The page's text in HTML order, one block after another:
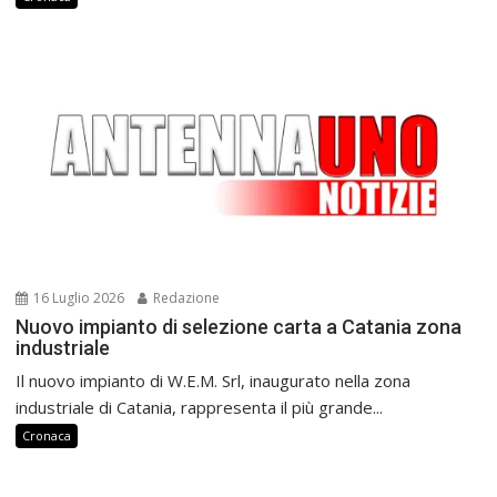
16 Luglio 2026 Redazione
Nuovo impianto di selezione carta a Catania zona
industriale
Il nuovo impianto di W.E.M. Srl, inaugurato nella zona
industriale di Catania, rappresenta il più grande...
Cronaca